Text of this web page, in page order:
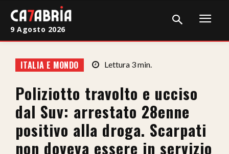
Cronaca
Giudiziaria
Politica
Sport
9 Agosto 2026
ITALIA E MONDO Lettura 3min.
Poliziotto travolto e ucciso
dal Suv: arrestato 28enne
positivo alla droga. Scarpati
non doveva essere in servizio